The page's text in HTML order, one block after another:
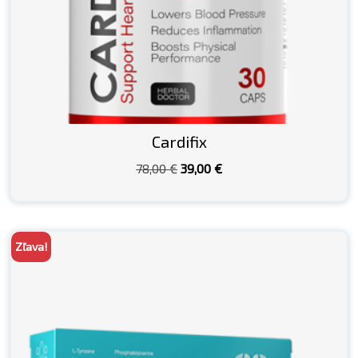
Cardifix
78,00€ Pôvodná
bola:
39,00 €Aktuálna
je:
Zľava!